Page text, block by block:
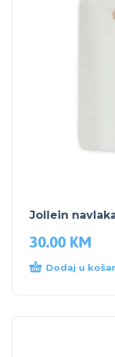
Jollein
30.00 KM
Dodaj u